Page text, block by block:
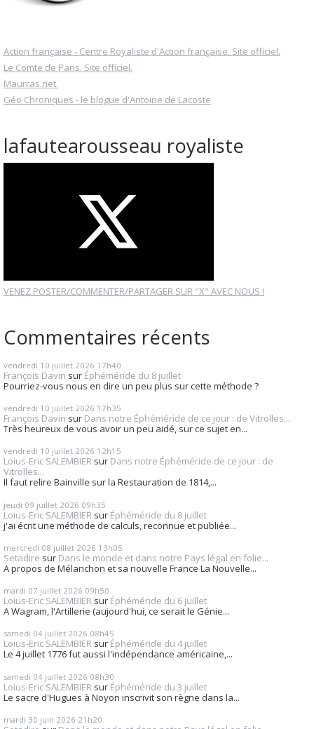
Action française - Centre Royaliste d'Action française. Site officiel.
Le Comte de Paris. Site officiel.
Maurras.net.
Géo Chroniques - le blogue d'Antoine de Lacoste
lafautearousseau royaliste
VENEZ POSTER/COMMENTER/PARTAGER SUR "X" AVEC NOUS !
Commentaires récents
vendredi 10 juillet 2026 17h40
François Davin sur Éphéméride du 8 juillet
Pourriez-vous nous en dire un peu plus sur cette méthode ?
vendredi 10 juillet 2026 17h35
François Davin sur Dans notre Éphéméride de ce jour : de Vitrolles...
Très heureux de vous avoir un peu aidé, sur ce sujet en...
vendredi 10 juillet 2026 12h15
Loius-Eric SALEMBIER sur Dans notre Éphéméride de ce jour : de
Vitrolles...
Il faut relire Bainville sur la Restauration de 1814,...
jeudi 09 juillet 2026 09h35
Loius-Eric SALEMBIER sur Éphéméride du 8 juillet
j'ai écrit une méthode de calculs, reconnue et publiée...
mercredi 08 juillet 2026 13h05
Setadire sur Dans le monde et dans notre Pays légal en folie...
A propos de Mélanchon et sa nouvelle France La Nouvelle...
mardi 07 juillet 2026 09h50
Loius-Eric SALEMBIER sur Éphéméride du 6 juillet
A Wagram, l'Artillerie (aujourd'hui, ce serait le Génie...
samedi 04 juillet 2026 08h45
Loius-Eric SALEMBIER sur Éphéméride du 4 juillet
Le 4 juillet 1776 fut aussi l'indépendance américaine,...
samedi 04 juillet 2026 08h30
Loius-Eric SALEMBIER sur Éphéméride du 3 juillet
Le sacre d'Hugues à Noyon inscrivit son règne dans la...
mardi 30 juin 2026 21h20